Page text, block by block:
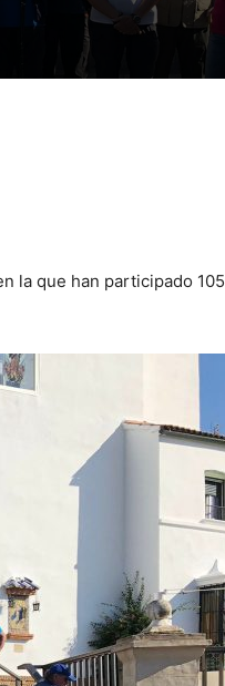
la que han participado 105